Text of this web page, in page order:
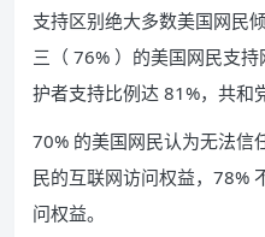
支持区别绝大多数美国网民
三（ 76% ）的美国网民支
护者支持比例达 81%，共和
70% 的美国网民认为无法信
民的互联网访问权益，78%
问权益。